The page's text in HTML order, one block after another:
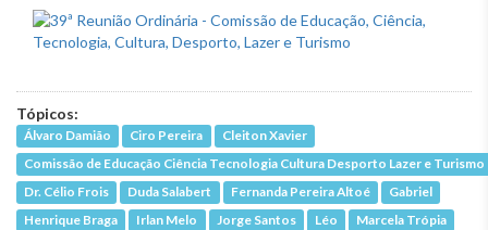
Tópicos:
Álvaro Damião Ciro Pereira
Cleiton Xavier
Comissão de Educação Ciência Tecnologia Cultura Desporto Lazer e Turismo
Dr. Célio Frois
Duda Salabert Fernanda Pereira Altoé
Gabriel
Henrique Braga
Irlan Melo Jorge Santos Léo
Marcela Trópia